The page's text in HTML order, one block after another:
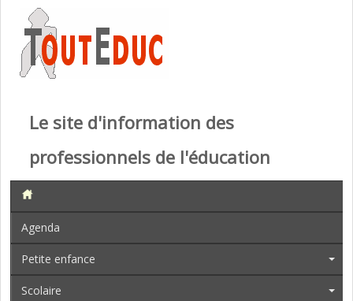
Le site d'information des
professionnels de l'éducation
Agenda
Petite enfance
Scolaire